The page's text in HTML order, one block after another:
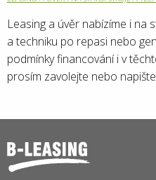
Leasing a úvěr nabízíme i na
a techniku po repasi nebo
podmínky financování i v
prosím zavolejte nebo napište